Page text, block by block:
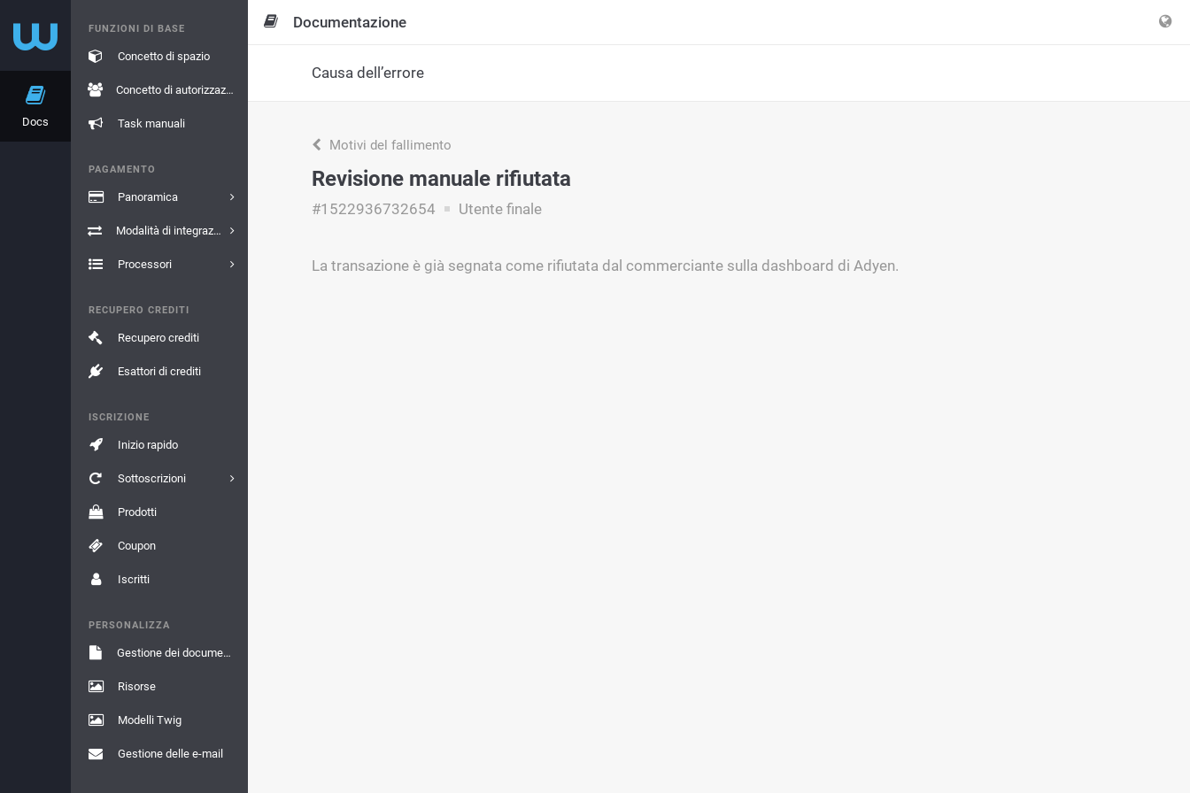
Docs
FUNZIONI DI BASE
Concetto di spazio
Concetto di autorizzazione
Task manuali
PAGAMENTO
Panoramica
Modalità di integrazione
Processori
RECUPERO CREDITI
Recupero crediti
Esattori di crediti
ISCRIZIONE
Inizio rapido
Sottoscrizioni
Prodotti
Coupon
Iscritti
PERSONALIZZA
Gestione dei documenti
Risorse
Modelli Twig
Gestione delle e-mail
Documentazione
Causa dell’errore
Motivi del fallimento
Revisione manuale rifiutata
#1522936732654 Utente finale
La transazione è già segnata come rifiutata dal commerciante sulla dashboard di Adyen.